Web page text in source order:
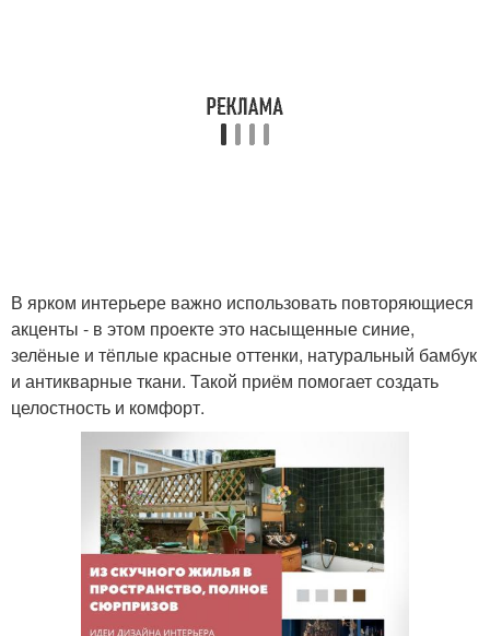
В ярком интерьере важно использовать повторяющиеся
акценты - в этом проекте это насыщенные синие,
зелёные и тёплые красные оттенки, натуральный бамбук
и антикварные ткани. Такой приём помогает создать
целостность и комфорт.